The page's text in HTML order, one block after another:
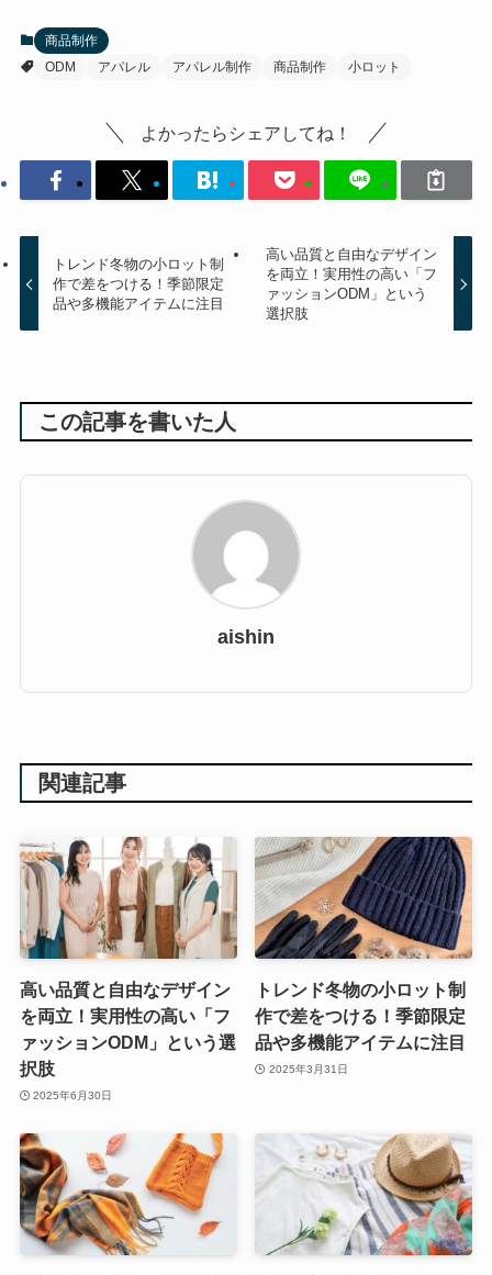
商品制作
ODM
アパレル アパレル制作 商品制作 小ロット
よかったらシェアしてね！
トレンド冬物の小ロット制
作で差をつける！季節限定
品や多機能アイテムに注目
高い品質と自由なデザイン
を両立！実用性の高い「フ
ァッションODM」という
選択肢
この記事を書いた人
aishin
関連記事
高い品質と自由なデザイン
を両立！実用性の高い「フ
ァッションODM」という選
択肢
2025年6月30日
トレンド冬物の小ロット制
作で差をつける！季節限定
品や多機能アイテムに注目
2025年3月31日